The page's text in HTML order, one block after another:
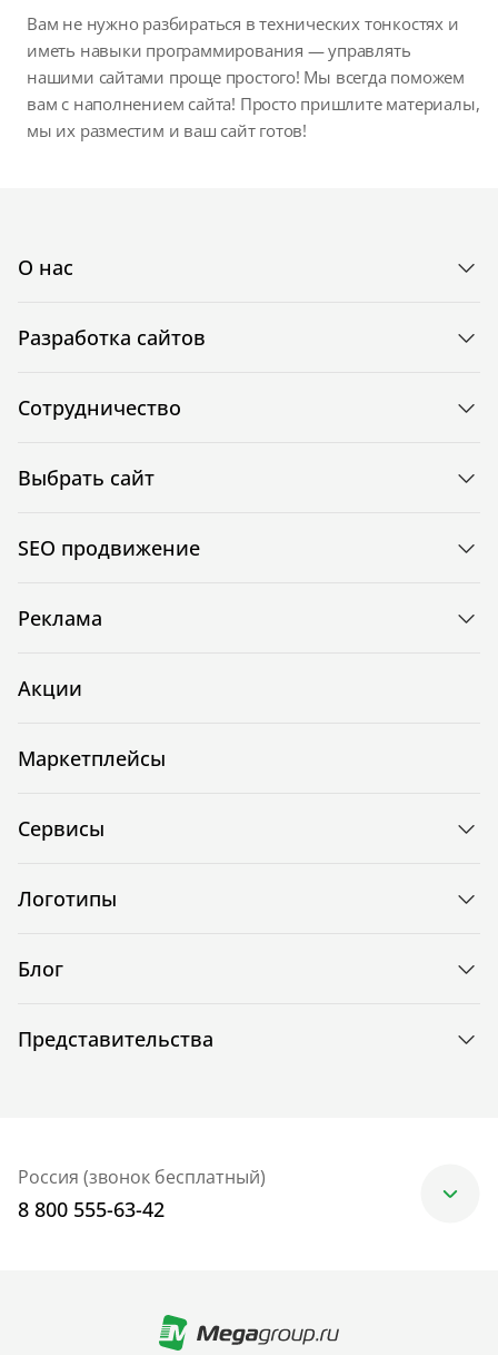
Вам не нужно разбираться в технических тонкостях и
иметь навыки программирования — управлять
нашими сайтами проще простого! Мы всегда поможем
вам с наполнением сайта! Просто пришлите материалы,
мы их разместим и ваш сайт готов!
О нас
Разработка сайтов
Сотрудничество
Выбрать сайт
SEO продвижение
Реклама
Акции
Маркетплейсы
Сервисы
Логотипы
Блог
Представительства
Россия (звонок бесплатный)
8 800 555-63-42
+7 (499) 705-30-10